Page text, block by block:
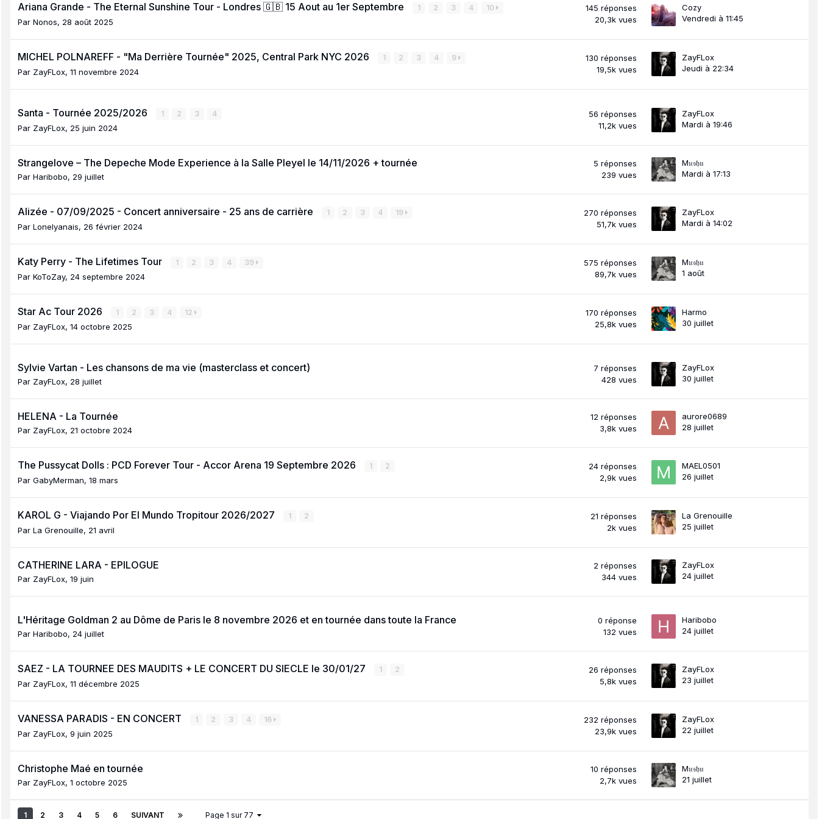
Ariana Grande - The Eternal Sunshine Tour - Londres 🇬🇧 15 Aout au 1er Septembre 1 2 3 4 10
Par Nonos, 28 août 2025
145 réponses
20,3k vues
Cozy
Vendredi à 11:45
MICHEL POLNAREFF - "Ma Derrière Tournée" 2025, Central Park NYC 2026 1 2 3 4 9
Par ZayFLox, 11 novembre 2024
130 réponses
19,5k vues
ZayFLox
Jeudi à 22:34
Santa - Tournée 2025/2026 1 2 3 4
Par ZayFLox, 25 juin 2024
56 réponses
11,2k vues
ZayFLox
Mardi à 19:46
Strangelove – The Depeche Mode Experience à la Salle Pleyel le 14/11/2026 + tournée
Par Haribobo, 29 juillet
5 réponses
239 vues
M𝔲𝔰𝔥𝔲
Mardi à 17:13
Alizée - 07/09/2025 - Concert anniversaire - 25 ans de carrière 1 2 3 4 19
Par Lonelyanais, 26 février 2024
270 réponses
51,7k vues
ZayFLox
Mardi à 14:02
Katy Perry - The Lifetimes Tour 1 2 3 4 39
Par KoToZay, 24 septembre 2024
575 réponses
89,7k vues
M𝔲𝔰𝔥𝔲
1 août
Star Ac Tour 2026 1 2 3 4 12
Par ZayFLox, 14 octobre 2025
170 réponses
25,8k vues
Harmo
30 juillet
Sylvie Vartan - Les chansons de ma vie (masterclass et concert)
Par ZayFLox, 28 juillet
7 réponses
428 vues
ZayFLox
30 juillet
HELENA - La Tournée
Par ZayFLox, 21 octobre 2024
12 réponses
3,8k vues
aurore0689
28 juillet
The Pussycat Dolls : PCD Forever Tour - Accor Arena 19 Septembre 2026 1 2
Par GabyMerman, 18 mars
24 réponses
2,9k vues
MAEL0501
26 juillet
KAROL G - Viajando Por El Mundo Tropitour 2026/2027 1 2
Par La Grenouille, 21 avril
21 réponses
2k vues
La Grenouille
25 juillet
CATHERINE LARA - EPILOGUE
Par ZayFLox, 19 juin
2 réponses
344 vues
ZayFLox
24 juillet
L'Héritage Goldman 2 au Dôme de Paris le 8 novembre 2026 et en tournée dans toute la France
Par Haribobo, 24 juillet
0 réponse
132 vues
Haribobo
24 juillet
SAEZ - LA TOURNEE DES MAUDITS + LE CONCERT DU SIECLE le 30/01/27 1 2
Par ZayFLox, 11 décembre 2025
26 réponses
5,8k vues
ZayFLox
23 juillet
VANESSA PARADIS - EN CONCERT 1 2 3 4 16
Par ZayFLox, 9 juin 2025
232 réponses
23,9k vues
ZayFLox
22 juillet
Christophe Maé en tournée
Par ZayFLox, 1 octobre 2025
10 réponses
2,7k vues
M𝔲𝔰𝔥𝔲
21 juillet
1 2 3 4 5 6 SUIVANT Page 1 sur 77